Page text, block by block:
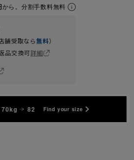
から。分割手数料無料
舗受取なら無料）
品交換可詳細
70kg 82 Find your size